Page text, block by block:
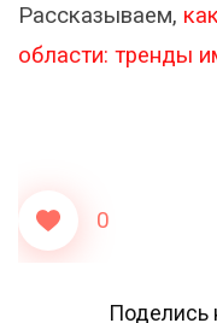
Рассказываем,
области: тренды
0
Поделись